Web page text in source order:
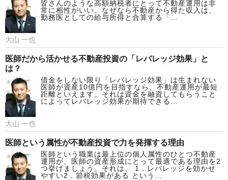
皆さんのような高額納税者にとって不動産運用は非
常に相性がいい。なぜなら不動産から得た収入は、
勤務医としての給与所得と合算する「…
大山 一也
医師だから活かせる不動産投資の「レバレッジ効果」と
は？
借金をしない限り「レバレッジ効果」は生まれない
医師が資産10億円を目指すなら、不動産運用が最短
距離といえます。それは資金を融資してもらうこと
によってレバレッジ効果が期待できる…
大山 一也
医師という属性が不動産投資で力を発揮する理由
医師という職業は最上位の個人属性のひとつ不動産
運用が、医師の資産形成にとって最適である理由を2
つ挙げましょう。それは、 1．レバレッジを効かせ
やすい2．節税効果がある という…